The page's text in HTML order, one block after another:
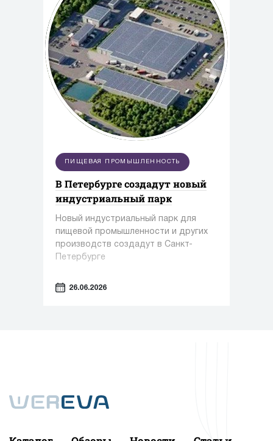
ПИЩЕВАЯ ПРОМЫШЛЕННОСТЬ
В Петербурге создадут новый
индустриальный парк
Новый индустриальный парк для
пищевой промышленности и других
производств создадут в Санкт-
Петербурге
26.06.2026